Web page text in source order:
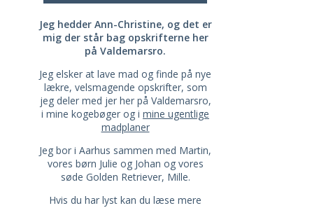
Jeg hedder Ann-Christine, og det er
mig der står bag opskrifterne her
på Valdemarsro.
Jeg elsker at lave mad og finde på nye
lækre, velsmagende opskrifter, som
jeg deler med jer her på Valdemarsro,
i mine kogebøger og i mine ugentlige
madplaner
Jeg bor i Aarhus sammen med Martin,
vores børn Julie og Johan og vores
søde Golden Retriever, Mille.
Hvis du har lyst kan du læse mere